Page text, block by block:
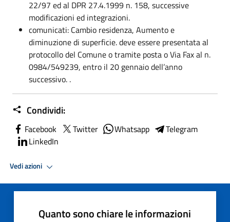
22/97 ed al DPR 27.4.1999 n. 158, successive
modificazioni ed integrazioni.
comunicati: Cambio residenza, Aumento e
diminuzione di superficie. deve essere presentata al
protocollo del Comune o tramite posta o Via Fax al n.
0984/549239, entro il 20 gennaio dell’anno
successivo. .
Condividi:
Facebook Twitter Whatsapp
Telegram
LinkedIn
Vedi azioni
Quanto sono chiare le informazioni